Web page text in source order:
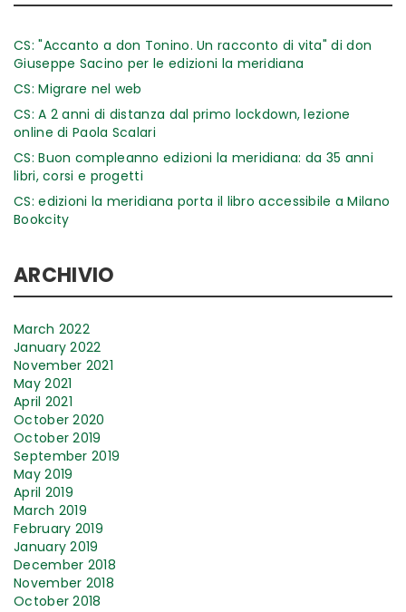
CS: "Accanto a don Tonino. Un racconto di vita" di don
Giuseppe Sacino per le edizioni la meridiana
CS: Migrare nel web
CS: A 2 anni di distanza dal primo lockdown, lezione
online di Paola Scalari
CS: Buon compleanno edizioni la meridiana: da 35 anni
libri, corsi e progetti
CS: edizioni la meridiana porta il libro accessibile a Milano
Bookcity
ARCHIVIO
March 2022
January 2022
November 2021
May 2021
April 2021
October 2020
October 2019
September 2019
May 2019
April 2019
March 2019
February 2019
January 2019
December 2018
November 2018
October 2018